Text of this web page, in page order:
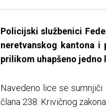
Policijski službenici
neretvanskog kantona
prilikom uhapšeno jedno
Navedeno lice se
člana 238. Krivičnog